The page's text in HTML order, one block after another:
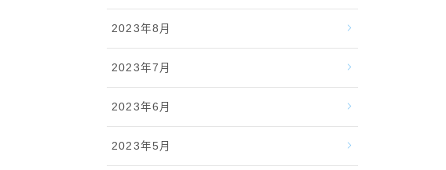
2023年8月
2023年7月
2023年6月
2023年5月